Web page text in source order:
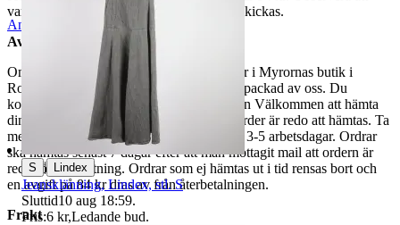
varor märkta endast avhämtning inte kan skickas.
Avhämtning
Om du väljer avhämtning hämtas din order i Myrornas butik i
Ropsten, Kolargatan 2 efter den har blivit packad av oss. Du
kommer att få ett separat mail med rubriken Välkommen att hämta
din order på Myrorna i Ropsten! när din order är redo att hämtas. Ta
med legitimation. Hanteringstiden är cirka 3-5 arbetsdagar. Ordrar
ska hämtas senast 7 dagar efter att man mottagit mail att ordern är
redo för avhämtning. Ordrar som ej hämtas ut i tid rensas bort och
en avgift på 84 kr dras av från återbetalningen.
Frakt
Anmäl Sälj liknande
S | Lindex
Jeansklänning, Lindex, stl. S
Sluttid10 aug 18:59.
Pris:6 kr,Ledande bud.